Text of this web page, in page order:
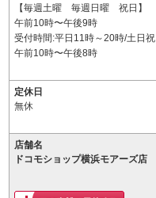
【毎週土曜 毎週日曜 祝日】
午前10時〜午後9時
受付時間:平日11時～20時/土日祝
午前10時〜午後8時
定休日
無休
店舗名
ドコモショップ横浜モアーズ店